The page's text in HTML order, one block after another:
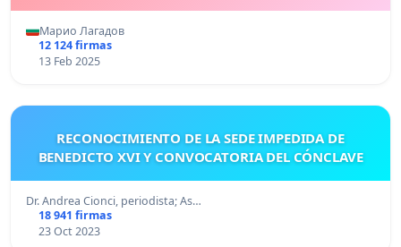
Марио Лагадов
12 124 firmas
13 Feb 2025
RECONOCIMIENTO DE LA SEDE IMPEDIDA DE
BENEDICTO XVI Y CONVOCATORIA DEL CÓNCLAVE
Dr. Andrea Cionci, periodista; As…
18 941 firmas
23 Oct 2023